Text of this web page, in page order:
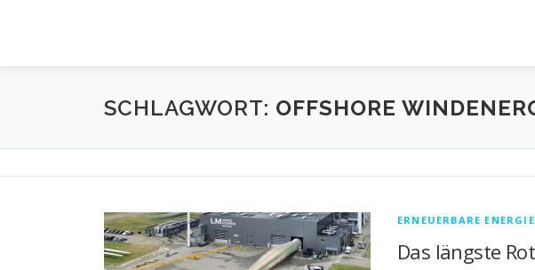
SCHLAGWORT: OFFSHORE
ERNEUERBARE
Das längste